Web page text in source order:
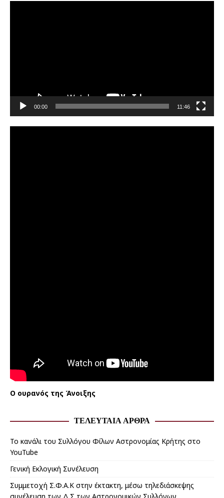
00:00 11:46
Ο ουρανός της Άνοιξης
ΤΕΛΕΥΤΑΊΑ ΆΡΘΡΑ
Το κανάλι του Συλλόγου Φίλων Αστρονομίας Κρήτης στο
YouTube
Γενική Εκλογική Συνέλευση
Συμμετοχή Σ.Φ.Α.Κ στην έκτακτη, μέσω τηλεδιάσκεψης
συνέλευση των Δ.Σ των Αστρονομικών Συλλόγων.